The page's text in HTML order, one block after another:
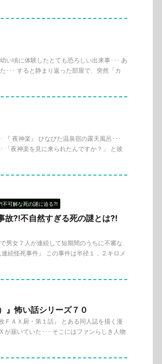
い頃に体験したとても恐ろしい出来事･･･ あ
･･･ すると静まり返った部屋で、突然「カ
夜神楽』 ひなびた温泉宿の露天風呂･･･
「夜神楽を見に来られたんですか？」 と彼
不可解な死の謎に迫る?!
故?!不自然すぎる死の謎とは?!
男女７人が連続して短期間のうちに不審な
続怪死事件』 この事件は半径１．２キロメ
』怖い話シリーズ７０
ＦＡＸ厨・第１話』 とある同人誌を描く漫
が届いていた･･･ そこにはファンらしき人物